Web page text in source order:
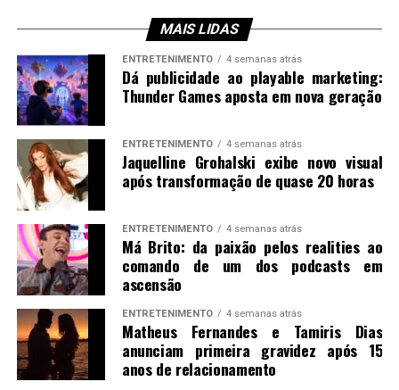
MAIS LIDAS
ENTRETENIMENTO 4 semanas atrás
Dá publicidade ao playable marketing:
Thunder Games aposta em nova geração
ENTRETENIMENTO 4 semanas atrás
Jaquelline Grohalski exibe novo visual
após transformação de quase 20 horas
ENTRETENIMENTO 4 semanas atrás
Má Brito: da paixão pelos realities ao
comando de um dos podcasts em
ascensão
ENTRETENIMENTO 4 semanas atrás
Matheus Fernandes e Tamiris Dias
anunciam primeira gravidez após 15
anos de relacionamento